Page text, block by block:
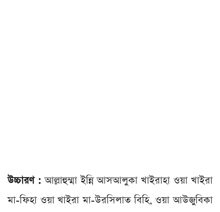
উচ্চারণ : আল্লাহুম্মা ইন্নি আসআলুকা খাইরাহা ওয়া খাইরা
মা-ফিহা ওয়া খাইরা মা-উরসিলাত বিহি, ওয়া আউজুবিকা